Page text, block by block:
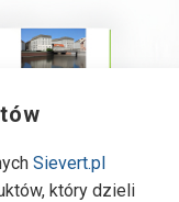
Sievert.pl
który dzieli